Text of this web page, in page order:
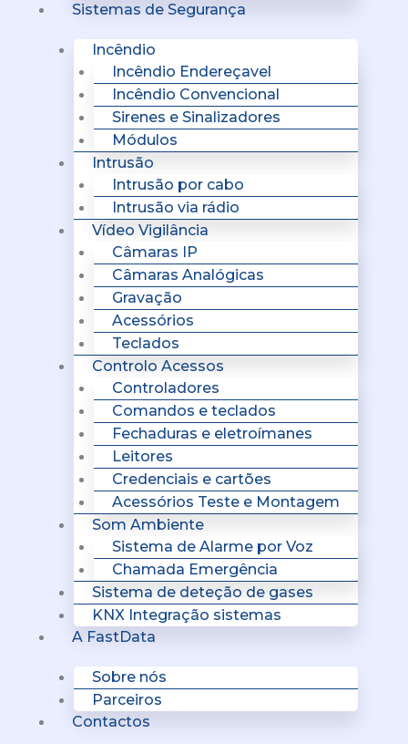
Sistemas de Segurança
Incêndio
Incêndio Endereçavel
Incêndio Convencional
Sirenes e Sinalizadores
Módulos
Intrusão
Intrusão por cabo
Intrusão via rádio
Vídeo Vigilância
Câmaras IP
Câmaras Analógicas
Gravação
Acessórios
Teclados
Controlo Acessos
Controladores
Comandos e teclados
Fechaduras e eletroímanes
Leitores
Credenciais e cartões
Acessórios Teste e Montagem
Som Ambiente
Sistema de Alarme por Voz
Chamada Emergência
Sistema de deteção de gases
KNX Integração sistemas
A FastData
Sobre nós
Parceiros
Contactos